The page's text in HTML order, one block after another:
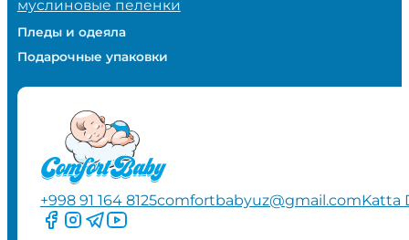
муслиновые пеленки
Пледы и одеяла
Подарочные упаковки
+998 91 164 8125comfortbabyuz@gmail.comKatta
Следите за нами на Facebook
Следите за нами в Instagram
Следите за нами в Telegram
Следите за нами в YouTube